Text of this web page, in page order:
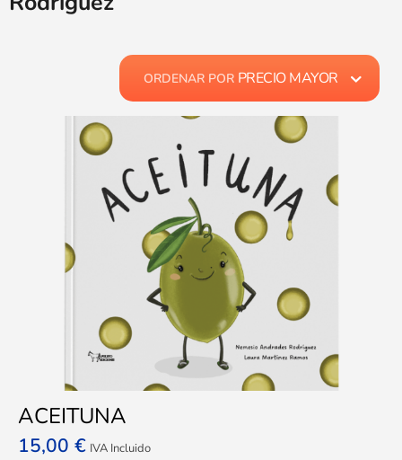
ORDENAR POR PRECIO MAYOR
ACEITUNA
15,00 € IVA Incluido